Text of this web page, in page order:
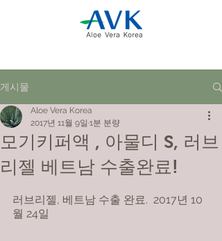
게시물
모기키퍼액 , 아물디 S, 러브
리젤 베트남 수출완료!
Aloe Vera Korea
2017년 11월 9일 1분 분량
러브리젤, 베트남 수출 완료.  2017년 10
월 24일